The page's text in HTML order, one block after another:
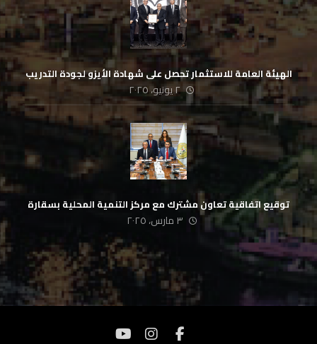
الهيئة العامة للاستثمار تحصل على شهادة الأيزو لجودة التدريب
٢ يونيو، ٢٠٢٥
توقيع اتفاقية تعاون مشترك مع مركز التنمية المحلية بسقارة
٣ مارس، ٢٠٢٥